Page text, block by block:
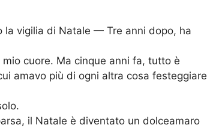
vigilia di Natale — Tre anni dopo, ha
cuore. Ma cinque anni fa, tutto è
amavo più di ogni altra cosa festeggiare
il Natale è diventato un dolceamaro